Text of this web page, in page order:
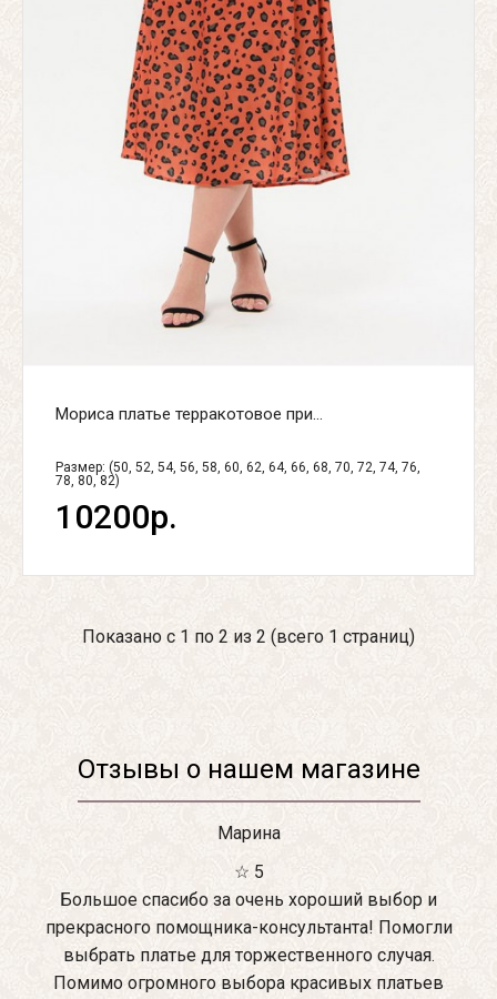
Мориса платье терракотовое при...
Размер: (50, 52, 54, 56, 58, 60, 62, 64, 66, 68, 70, 72, 74, 76,
78, 80, 82)
10200р.
Показано с 1 по 2 из 2 (всего 1 страниц)
Отзывы о нашем магазине
Марина
☆ 5
Большое спасибо за очень хороший выбор и
прекрасного помощника-консультанта! Помогли
выбрать платье для торжественного случая.
Помимо огромного выбора красивых платьев